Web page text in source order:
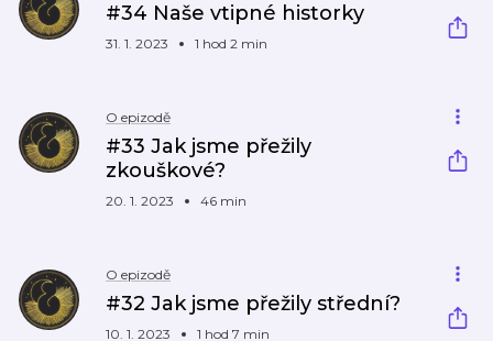
#34 Naše vtipné historky
31. 1. 2023 1 hod 2 min
O epizodě
#33 Jak jsme přežily
zkouškové?
20. 1. 2023 46 min
O epizodě
#32 Jak jsme přežily střední?
10. 1. 2023 1 hod 7 min